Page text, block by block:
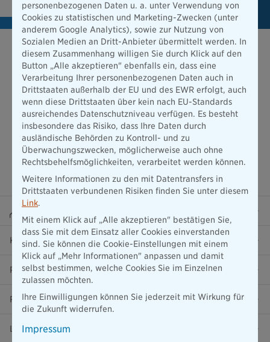
Karriere
Presse
Ratgeber
Lob & Kritik
personenbezogenen Daten u. a. unter Verwendung von
Cookies zu statistischen und Marketing-Zwecken (unter
anderem Google Analytics), sowie zur Nutzung von
Sozialen Medien an Dritt-Anbieter übermittelt werden. In
diesem Zusammenhang willigen Sie durch Klick auf den
Button „Alle akzeptieren" ebenfalls ein, dass eine
Verarbeitung Ihrer personenbezogenen Daten auch in
Drittstaaten außerhalb der EU und des EWR erfolgt, auch
wenn diese Drittstaaten über kein nach EU-Standards
ausreichendes Datenschutzniveau verfügen. Es besteht
insbesondere das Risiko, dass Ihre Daten durch
ausländische Behörden zu Kontroll- und zu
Überwachungszwecken, möglicherweise auch ohne
Rechtsbehelfsmöglichkeiten, verarbeitet werden können.
Weitere Informationen zu den mit Datentransfers in
Drittstaaten verbundenen Risiken finden Sie unter diesem
Link.
Mit einem Klick auf „Alle akzeptieren" bestätigen Sie,
dass Sie mit dem Einsatz aller Cookies einverstanden
sind. Sie können die Cookie-Einstellungen mit einem
Klick auf „Mehr Informationen" anpassen und damit
selbst bestimmen, welche Cookies Sie im Einzelnen
zulassen möchten.
Ihre Einwilligungen können Sie jederzeit mit Wirkung für
die Zukunft widerrufen.
Impressum